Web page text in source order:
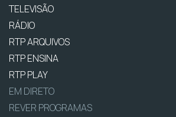
TELEVISÃO
RÁDIO
RTP ARQUIVOS
RTP ENSINA
RTP PLAY
EM DIRETO
REVER PROGRAMAS